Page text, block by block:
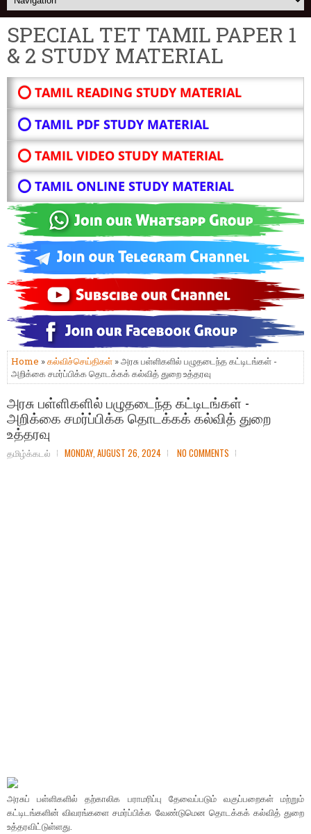
SPECIAL TET TAMIL PAPER 1
& 2 STUDY MATERIAL
⭕ TAMIL READING STUDY MATERIAL
⭕ TAMIL PDF STUDY MATERIAL
⭕ TAMIL VIDEO STUDY MATERIAL
⭕ TAMIL ONLINE STUDY MATERIAL
Home »கல்விச்செய்திகள் » அரசு பள்ளிகளில் பழுதடைந்த கட்டிடங்கள் -
அறிக்கை சமர்ப்பிக்க தொடக்கக் கல்வித் துறை உத்தரவு
அரசு பள்ளிகளில் பழுதடைந்த கட்டிடங்கள் -
அறிக்கை சமர்ப்பிக்க தொடக்கக் கல்வித் துறை
உத்தரவு
தமிழ்க்கடல் MONDAY, AUGUST 26, 2024 NO COMMENTS
அரசுப் பள்ளிகளில் தற்காலிக பராமரிப்பு தேவைப்படும் வகுப்பறைகள் மற்றும்
கட்டிடங்களின் விவரங்களை சமர்ப்பிக்க வேண்டுமென தொடக்கக் கல்வித் துறை
உத்தரவிட்டுள்ளது.